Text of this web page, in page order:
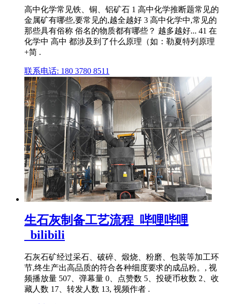
高中化学常见铁、铜、铝矿石 1 高中化学推断题常见的
金属矿有哪些,要常见的,越全越好 3 高中化学中,常见的
那些具有俗称 俗名的物质都有哪些？ 越多越好... 41 在
化学中 高中 都涉及到了什么原理（如：勒夏特列原理
+简 .
联系电话: 180 3780 8511
生石灰制备工艺流程_哔哩哔哩
_bilibili
石灰石矿经过采石、破碎、煅烧、粉磨、包装等加工环
节,终生产出高品质的符合各种细度要求的成品粉。, 视
频播放量 507、弹幕量 0、点赞数 5、投硬币枚数 2、收
藏人数 17、转发人数 13, 视频作者 .